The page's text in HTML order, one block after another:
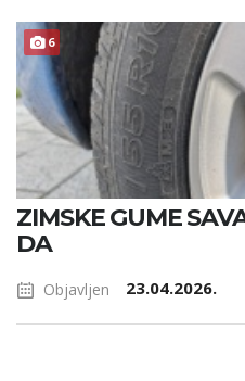
6
ZIMSKE GUME
DA
Objavljen 23.04.2026.